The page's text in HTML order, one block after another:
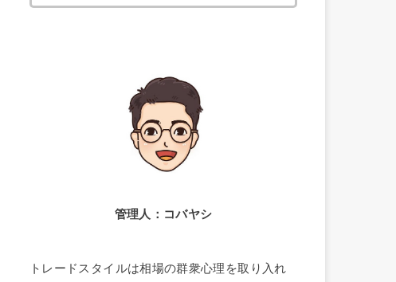
索:
管理人：コバヤシ
トレードスタイルは相場の群衆心理を取り入れ